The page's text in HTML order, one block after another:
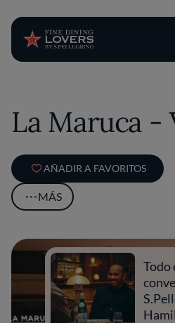
La Maruca -
AÑADIR A FAVORITOS
MÁS
Todo